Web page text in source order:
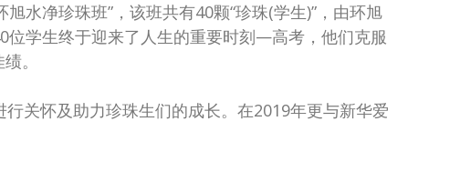
水净珍珠班”，该班共有40颗“珍珠(学生)”，由环旭
位学生终于迎来了人生的重要时刻—高考，他们克服
。
关怀及助力珍珠生们的成长。在2019年更与新华爱